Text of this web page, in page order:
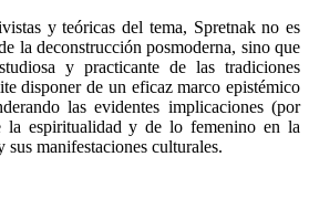
y teóricas del tema, Spretnak no es
la decons­trucción posmoderna, sino que
y practicante de las tradiciones
disponer de un eficaz marco epistémico
las evidentes implicaciones (por
la espiritualidad y de lo fe­menino en la
manifesta­ciones culturales.